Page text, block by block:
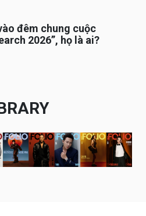
đêm chung cuộc
2026”, họ là ai?